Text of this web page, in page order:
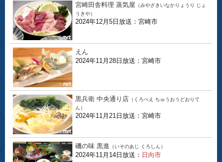
宮崎田舎料理 蒸気屋 （みやざきいなかりょうり じょ
うきや）
2024年12月5日放送：宮崎市
えん
2024年11月28日放送：宮崎市
黒兵衛 中央通り店 （くろべえ ちゅうおうどおりて
ん）
2024年11月21日放送：宮崎市
磯の味 黒進 （いそのあじ くろしん）
2024年11月14日放送： 日向市